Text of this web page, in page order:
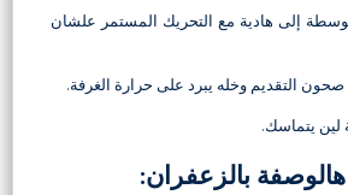
إلى هادية مع التحريك المستمر علشان
هالوصفة بالزعفران: